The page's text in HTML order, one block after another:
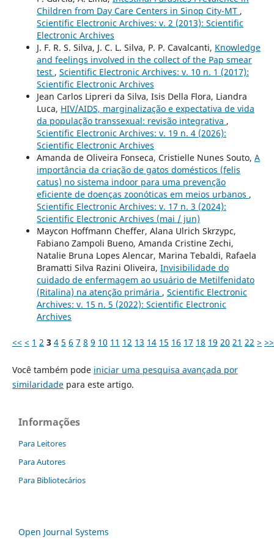
Children from Day Care Centers in Sinop City-MT ,
Scientific Electronic Archives: v. 2 (2013): Scientific
Electronic Archives
J. F. R. S. Silva, J. C. L. Silva, P. P. Cavalcanti, Knowledge
and feelings involved in the collect of the Pap smear
test , Scientific Electronic Archives: v. 10 n. 1 (2017):
Scientific Electronic Archives
Jean Carlos Lipreri da Silva, Isis Della Flora, Liandra
Luca, HIV/AIDS, marginalização e expectativa de vida
da população transsexual: revisão integrativa ,
Scientific Electronic Archives: v. 19 n. 4 (2026):
Scientific Electronic Archives
Amanda de Oliveira Fonseca, Cristielle Nunes Souto, A
importância da criação de gatos domésticos (felis
catus) no sistema indoor para uma prevenção
eficiente de doenças zoonóticas em meios urbanos ,
Scientific Electronic Archives: v. 17 n. 3 (2024):
Scientific Electronic Archives (mai / jun)
Maycon Hoffmann Cheffer, Alana Ulrich Skrzypc,
Fabiano Zampoli Bueno, Amanda Cristine Zechi,
Natalie Bruna Lopes Alencar, Marina Tebaldi, Rafaela
Bramatti Silva Razini Oliveira, Invisibilidade do
cuidado de enfermagem ao usuário de Metilfenidato
(Ritalina) na atenção primária , Scientific Electronic
Archives: v. 15 n. 5 (2022): Scientific Electronic
Archives
<< < 1 2 3 4 5 6 7 8 9 10 11 12 13 14 15 16 17 18 19 20 21 22 > >>
Você também pode iniciar uma pesquisa avançada por
similaridadepara este artigo.
Informações
Para Leitores
Para Autores
Para Bibliotecários
Open Journal Systems